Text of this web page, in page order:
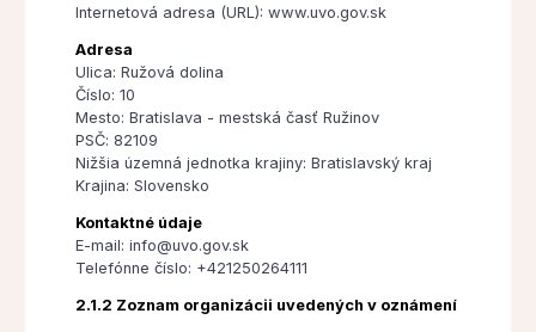
Internetová adresa (URL): www.uvo.gov.sk
Adresa
Ulica: Ružová dolina
Číslo: 10
Mesto: Bratislava - mestská časť Ružinov
PSČ: 82109
Nižšia územná jednotka krajiny: Bratislavský kraj
Krajina: Slovensko
Kontaktné údaje
E-mail: info@uvo.gov.sk
Telefónne číslo: +421250264111
2.1.2 Zoznam organizácii uvedených v oznámení